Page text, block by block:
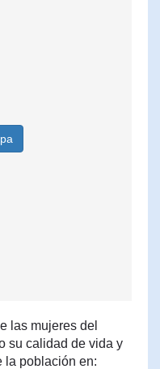
las mujeres del
su calidad de vida y
la población en: